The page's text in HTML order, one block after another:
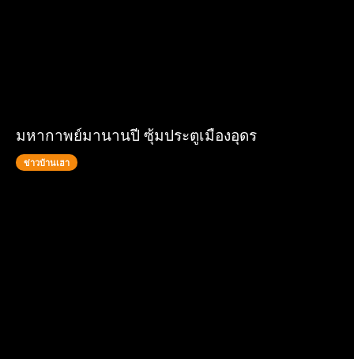
มหากาพย์มานานปี ซุ้มประตูเมืองอุดร
ข่าวบ้านเฮา